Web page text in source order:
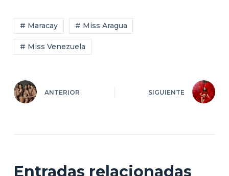
# Maracay # Miss Aragua
# Miss Venezuela
ANTERIOR SIGUIENTE
Entradas relacionadas